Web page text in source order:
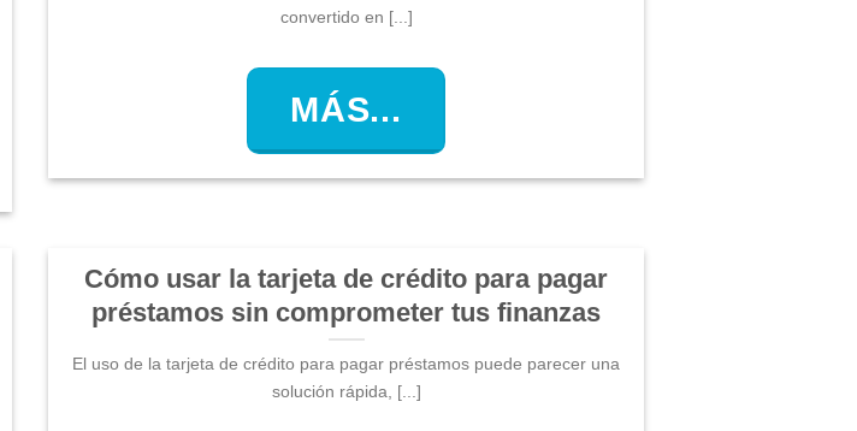
convertido en [...]
MÁS...
Cómo usar la tarjeta de crédito para pagar
préstamos sin comprometer tus finanzas
El uso de la tarjeta de crédito para pagar préstamos puede parecer una
solución rápida, [...]